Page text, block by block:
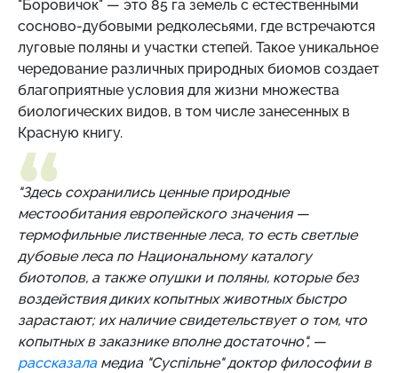
"Боровичок" — это 85 га земель с естественными
сосново-дубовыми редколесьями, где встречаются
луговые поляны и участки степей. Такое уникальное
чередование различных природных биомов создает
благоприятные условия для жизни множества
биологических видов, в том числе занесенных в
Красную книгу.
"Здесь сохранились ценные природные
местообитания европейского значения —
термофильные лиственные леса, то есть светлые
дубовые леса по Национальному каталогу
биотопов, а также опушки и поляны, которые без
воздействия диких копытных животных быстро
зарастают; их наличие свидетельствует о том, что
копытных в заказнике вполне достаточно", —
рассказаламедиа "Суспільне" доктор философии в